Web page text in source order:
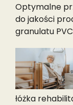
Optymalne
do jakości
granulatu
łóżka